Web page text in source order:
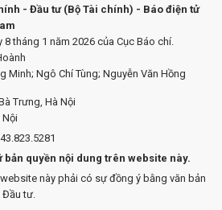
- Đầu tư (Bộ Tài chính) - Báo điện tử
8 tháng 1 năm 2026 của Cục Báo chí.
Minh; Ngô Chí Tùng; Nguyễn Văn Hồng
Trưng, Hà Nội
Nội
quyền nội dung trên website này.
này phải có sự đồng ý bằng văn bản
Đầu tư.